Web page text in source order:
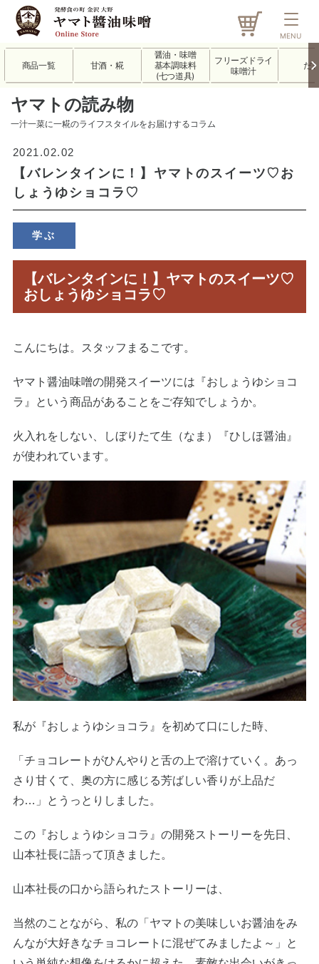
MENU
商品一覧 甘酒・糀
醤油・味噌
基本調味料
(七つ道具)
フリーズドライ
味噌汁
だ
ヤマトの読み物
一汁一菜に一糀のライフスタイルをお届けするコラム
2021.02.02
【バレンタインに！】ヤマトのスイーツ♡お
しょうゆショコラ♡
学ぶ
【バレンタインに！】ヤマトのスイーツ♡
おしょうゆショコラ♡
こんにちは。スタッフまるこです。
ヤマト醤油味噌の開発スイーツには『おしょうゆショコ
ラ』という商品があることをご存知でしょうか。
火入れをしない、しぼりたて生（なま）『ひしほ醤油』
が使われています。
私が『おしょうゆショコラ』を初めて口にした時、
「チョコレートがひんやりと舌の上で溶けていく。あっ
さり甘くて、奥の方に感じる芳ばしい香りが上品だ
わ…」とうっとりしました。
この『おしょうゆショコラ』の開発ストーリーを先日、
山本社長に語って頂きました。
山本社長の口から語られたストーリーは、
当然のことながら、私の「ヤマトの美味しいお醤油をみ
んなが大好きなチョコレートに混ぜてみましたよ～」と